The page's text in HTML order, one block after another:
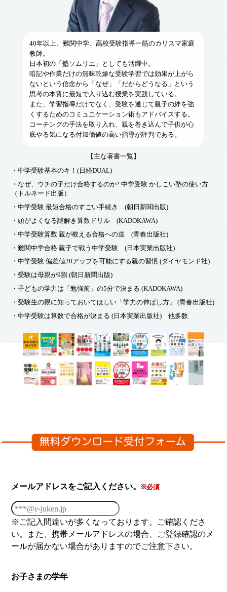
40年以上、難関中学、高校受験指導一筋のカリスマ家庭
教師。
日本初の「塾ソムリエ」としても活躍中。
暗記や作業だけの無味乾燥な受験学習では効果が上がら
ないという信念から「なぜ」「だからどうなる」という
思考の本質に最短で入り込む授業を実践している。
また、学習指導だけでなく、受験を通じて親子の絆を強
くするためのコミュニケーション術もアドバイスする。
コーチングの手法を取り入れ、親を巻き込んで子供が心
底やる気になる付加価値の高い指導が評判である。
【主な著書一覧】
・中学受験基本のキ！(日経DUAL)
・なぜ、ウチの子だけ合格するのか? 中学受験 かしこい塾の使い方
（トルネード出版）
・中学受験 最短合格のすごい手続き (朝日新聞出版)
・頭がよくなる謎解き算数ドリル (KADOKAWA)
・中学受験算数 親が教える合格への道 (青春出版社)
・難関中学合格 親子で戦う中学受験 (日本実業出版社)
・中学受験 偏差値20アップを可能にする親の習慣 (ダイヤモンド社)
・受験は母親が9割 (朝日新聞出版)
・子どもの学力は「勉強前」の5分で決まる (KADOKAWA)
・受験生の親に知っておいてほしい「学力の伸ばし方」 (青春出版社)
・中学受験は算数で合格が決まる (日本実業出版社) 他多数
メールアドレスをご記入ください。※必須
※ご記入間違いが多くなっております。ご確認くださ
い。また、携帯メールアドレスの場合、ご登録確認のメ
ールが届かない場合がありますのでご注意下さい。
お子さまの学年